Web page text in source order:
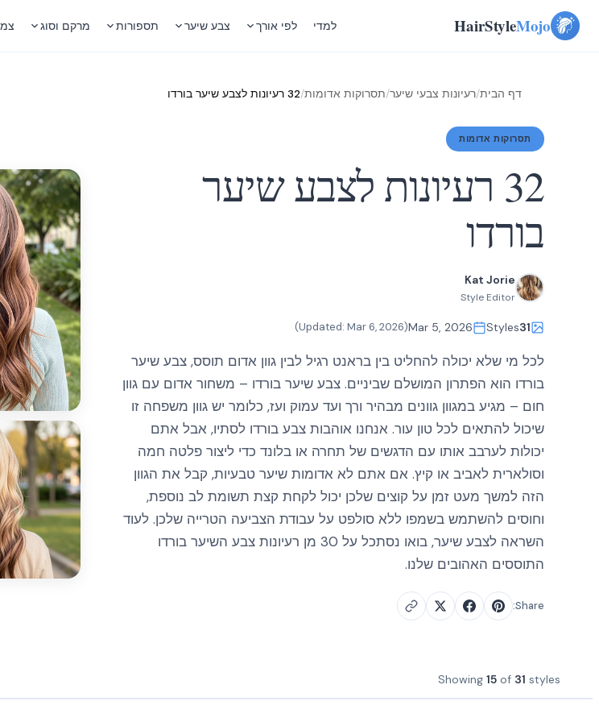
Skip to content
HairStyleMojo למדי לפי אורך צבע שיער תספורות מרקם וסוג
דף הבית/רעיונות צבעי שיער/תסרוקות אדומות/32 רעיונות לצבע שיער בורדו
תסרוקות אדומות
32 רעיונות לצבע שיער
בורדו
Kat Jorie
Style Editor
31
Styles
Mar 5, 2026
(Updated:
Mar 6, 2026
)
לכל מי שלא יכולה להחליט בין בראנט רגיל לבין גוון אדום תוסס, צבע שיער
בורדו הוא הפתרון המושלם שביניים. צבע שיער בורדו – משחור אדום עם גוון
חום – מגיע במגוון גוונים מבהיר ורך ועד עמוק ועז, כלומר יש גוון משפחה זו
שיכול להתאים לכל טון עור. אנחנו אוהבות צבע בורדו לסתיו, אבל אתם
יכולות לערבב אותו עם הדגשים של תחרה או בלונד כדי ליצור פלטה חמה
וסולארית לאביב או קיץ. אם אתם לא אדומות שיער טבעיות, קבל את הגוון
הזה למשך מעט זמן על קוצים שלכן יכול לקחת קצת תשומת לב נוספת,
וחוסים להשתמש בשמפו ללא סולפט על עבודת הצביעה הטרייה שלכן. לעוד
השראה לצבע שיער, בואו נסתכל על 30 מן רעיונות צבע השיער בורדו
התוססים האהובים שלנו.
Share:
Showing 15 of 31 styles